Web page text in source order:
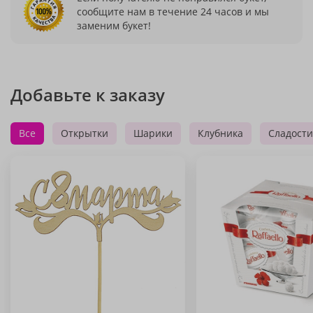
сообщите нам в течение 24 часов и мы
заменим букет!
Добавьте к заказу
Все Открытки Шарики Клубника Сладости